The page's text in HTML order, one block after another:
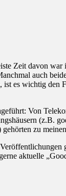
Zeit davon war
auch
es wichtig den
Von
(z.B.
zu
aktuelle